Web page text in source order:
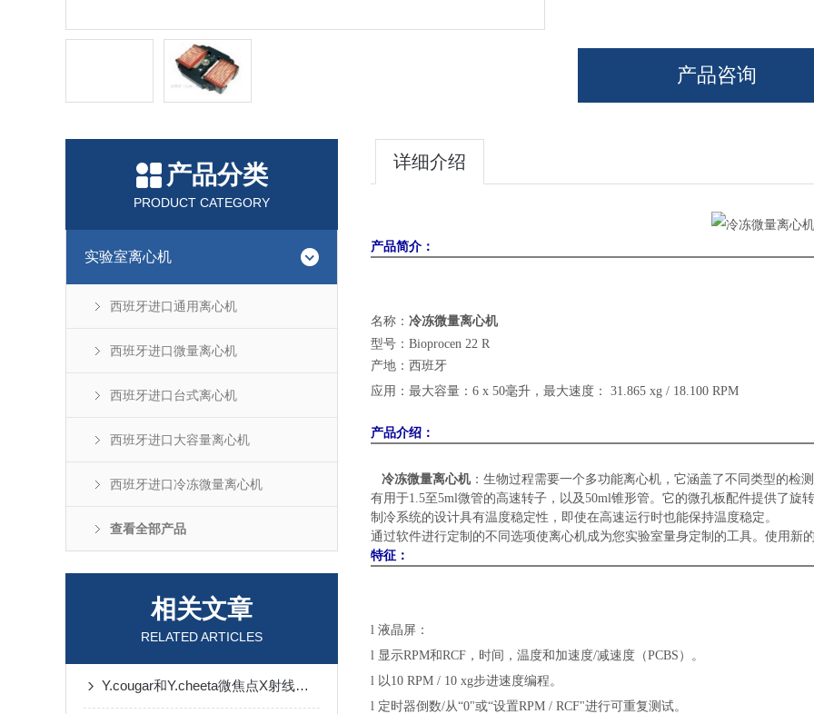
产品咨询
产品分类
PRODUCT CATEGORY
实验室离心机
西班牙进口通用离心机
西班牙进口微量离心机
西班牙进口台式离心机
西班牙进口大容量离心机
西班牙进口冷冻微量离心机
查看全部产品
相关文章
RELATED ARTICLES
Y.cougar和Y.cheeta微焦点X射线系统参数对比
详细介绍
产品简介：
名称： 冷冻微量离心机
型号： Bioprocen 22 R
产地：西班牙
应用： 最大容量： 6 x 50毫升，最大速度： 31.865 xg / 18.100 RPM
产品介绍：
冷冻微量离心机：生物过程需要一个多功能离心机，它涵盖了不同类型的检
有用于1.5至5ml微管的高速转子，以及50ml锥形管。它的微孔板配件提供了旋
制冷系统的设计具有温度稳定性，即使在高速运行时也能保持温度稳定。
通过软件进行定制的不同选项使离心机成为您实验室量身定制的工具。使用新
特征：
l 液晶屏：
l 显示RPM和RCF ，时间，温度和加速度/减速度（PCBS ）。
l 以10 RPM / 10 xg步进速度编程。
l 定时器倒数/从“0"或“设置RPM / RCF"进行可重复测试。